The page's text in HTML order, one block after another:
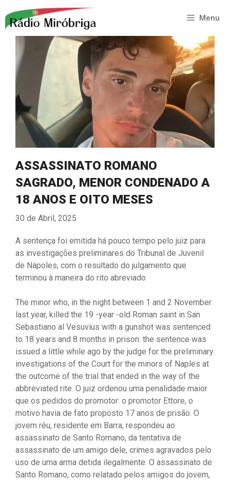
para
conteúdo
Menu
ASSASSINATO ROMANO
SAGRADO, MENOR CONDENADO A
18 ANOS E OITO MESES
30 de Abril, 2025
A sentença foi emitida há pouco tempo pelo juiz para
as investigações preliminares do Tribunal de Juvenil
de Nápoles, com o resultado do julgamento que
terminou à maneira do rito abreviado
The minor who, in the night between 1 and 2 November
last year, killed the 19 -year -old Roman saint in San
Sebastiano al Vesuvius with a gunshot was sentenced
to 18 years and 8 months in prison: the sentence was
issued a little while ago by the judge for the preliminary
investigations of the Court for the minors of Naples at
the outcome of the trial that ended in the way of the
abbreviated rite. O juiz ordenou uma penalidade maior
que os pedidos do promotor: o promotor Ettore, o
motivo havia de fato proposto 17 anos de prisão. O
jovem réu, residente em Barra, respondeu ao
assassinato de Santo Romano, da tentativa de
assassinato de um amigo dele, crimes agravados pelo
uso de uma arma detida ilegalmente. O assassinato de
Santo Romano, como relatado pelos amigos do jovem,